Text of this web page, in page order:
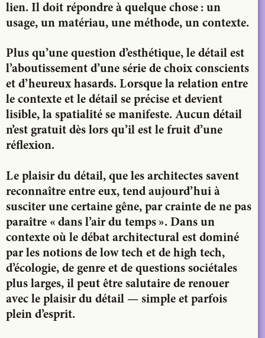
lien. Il doit répondre à quelque chose : un
usage, un matériau, une méthode, un contexte.
Plus qu’une question d’esthétique, le détail est
l’aboutissement d’une série de choix conscients
et d’heureux hasards. Lorsque la relation entre
le contexte et le détail se précise et devient
lisible, la spatialité se manifeste. Aucun détail
n’est gratuit dès lors qu’il est le fruit d’une
réflexion.
Le plaisir du détail, que les architectes savent
reconnaître entre eux, tend aujourd’hui à
susciter une certaine gêne, par crainte de ne pas
paraître « dans l’air du temps ». Dans un
contexte où le débat architectural est dominé
par les notions de low tech et de high tech,
d’écologie, de genre et de questions sociétales
plus larges, il peut être salutaire de renouer
avec le plaisir du détail — simple et parfois
plein d’esprit.